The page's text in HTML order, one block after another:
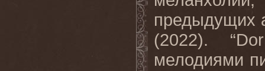
предыдущих
(2022).
мелодиями